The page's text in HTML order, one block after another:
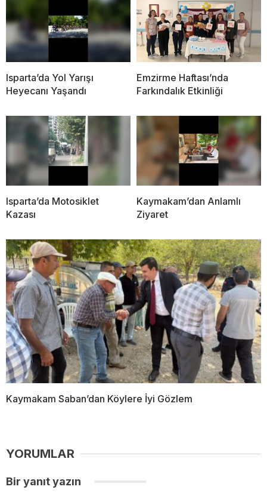
Isparta’da Yol Yarışı
Heyecanı Yaşandı
Emzirme Haftası’nda
Farkındalık Etkinliği
Isparta’da Motosiklet
Kazası
Kaymakam’dan Anlamlı
Ziyaret
Kaymakam Saban’dan Köylere İyi Gözlem
YORUMLAR
Bir yanıt yazın